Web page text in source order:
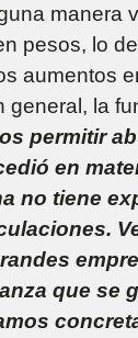
manera
pesos, lo
aumentos
general, la
permitir
en
no tiene
que se